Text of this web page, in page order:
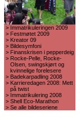
> Immatrikuleringen 2009
> Festmøtet 2009
> Kreator 09
> Bildesymfoni
> Finanskrisen i pepperdeig
> Rocke-Pelle, Rocke-
Olsen, swingskjørt og
kvinnelige forelesere
> Badekarpadling 2008
> Karrieredagen 2008: Mett
på twist
> Immatrikulering 2008
> Shell Eco-Marathon
> Se alle bildeseriene